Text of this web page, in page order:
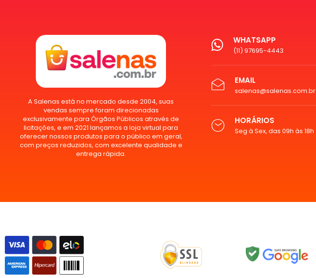
A Salenas está no mercado desde 2004, suas
vendas sempre foram direcionadas
exclusivamente para Órgãos Públicos através de
licitações, e em 2021 lançamos a loja virtual para
oferecer nossos produtos para o público em geral,
com preços reduzidos, com excelente qualidade e
entrega rápida.
WHATSAPP
(11) 97695-4443
EMAIL
salenas@salenas.com.br
HORÁRIOS
Seg à Sex, das 09h às 18h